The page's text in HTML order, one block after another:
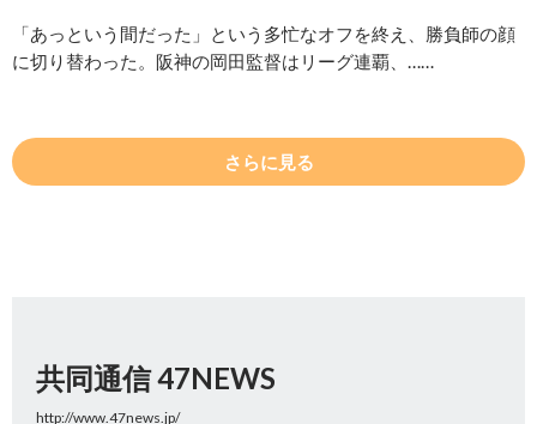
「あっという間だった」という多忙なオフを終え、勝負師の顔
に切り替わった。阪神の岡田監督はリーグ連覇、……
さらに見る
共同通信 47NEWS
http://www.47news.jp/